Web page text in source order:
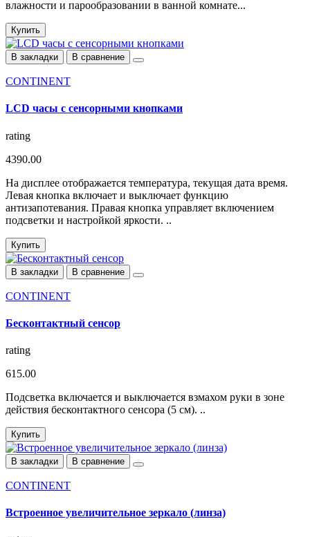
влажности и парообразовании в ванной комнате...
Купить
В закладки В сравнение
CONTINENT
LCD часы с сенсорными кнопками
rating
4390.00
На дисплее отображается температура, текущая дата время.
Левая кнопка включает и выключает функцию
антизапотевания. Правая кнопка управляет включением
подсветки и настройкой яркости. ..
Купить
В закладки В сравнение
CONTINENT
Бесконтактный сенсор
rating
615.00
Подсветка включается и выключается взмахом руки в зоне
действия бесконтактного сенсора (5 см). ..
Купить
В закладки В сравнение
CONTINENT
Встроенное увеличительное зеркало (линза)